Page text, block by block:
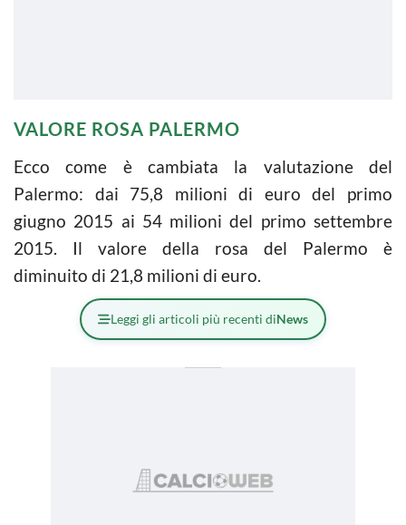
VALORE ROSA PALERMO
Ecco come è cambiata la valutazione del
Palermo: dai 75,8 milioni di euro del primo
giugno 2015 ai 54 milioni del primo settembre
2015. Il valore della rosa del Palermo è
diminuito di 21,8 milioni di euro.
Leggi gli articoli più recenti diNews